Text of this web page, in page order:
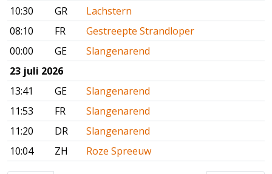
10:30
GR
Lachstern
08:10
FR
Gestreepte Strandloper
00:00
GE
Slangenarend
23 juli 2026
13:41
GE
Slangenarend
11:53
FR
Slangenarend
11:20
DR
Slangenarend
10:04
ZH Roze Spreeuw